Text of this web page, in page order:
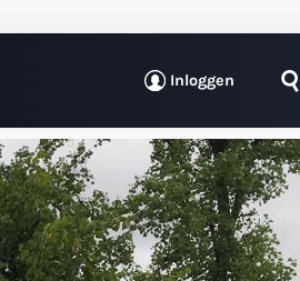
Inloggen